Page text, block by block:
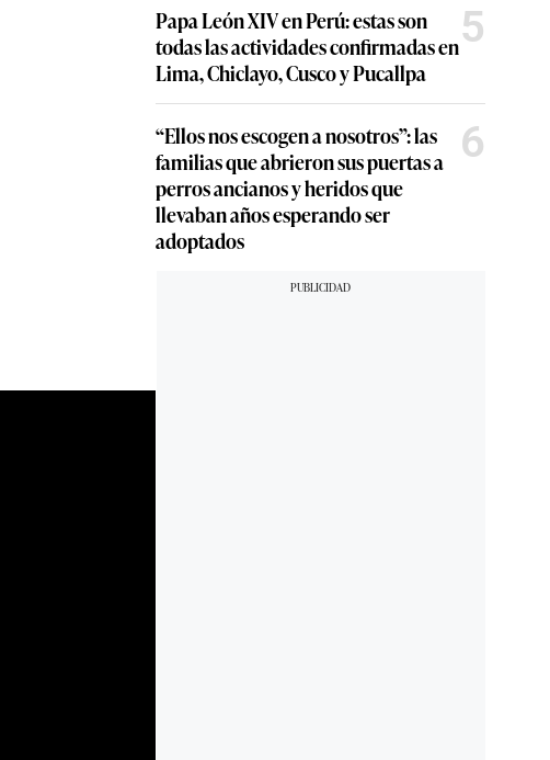
Papa León XIV en Perú: estas son
todas las actividades confirmadas en
Lima, Chiclayo, Cusco y Pucallpa
5
“Ellos nos escogen a nosotros”: las
familias que abrieron sus puertas a
perros ancianos y heridos que
llevaban años esperando ser
adoptados
6